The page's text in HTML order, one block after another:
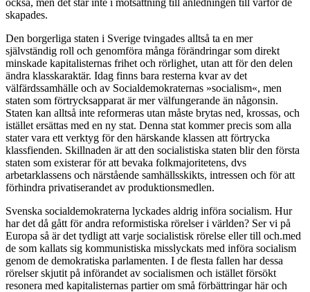
också, men det står inte i motsättning till anledningen till varför de
skapades.
Den borgerliga staten i Sverige tvingades alltså ta en mer
självständig roll och genomföra många förändringar som direkt
minskade kapitalisternas frihet och rörlighet, utan att för den delen
ändra klasskaraktär. Idag finns bara resterna kvar av det
välfärdssamhälle och av Socialdemokraternas »socialism«, men
staten som förtrycksapparat är mer välfungerande än någonsin.
Staten kan alltså inte reformeras utan måste brytas ned, krossas, och
istället ersättas med en ny stat. Denna stat kommer precis som alla
stater vara ett verktyg för den härskande klassen att förtrycka
klassfienden. Skillnaden är att den socialistiska staten blir den första
staten som existerar för att bevaka folkmajoritetens, dvs
arbetarklassens och närstående samhällsskikts, intressen och för att
förhindra privatiserandet av produktionsmedlen.
Svenska socialdemokraterna lyckades aldrig införa socialism. Hur
har det då gått för andra reformistiska rörelser i världen? Ser vi på
Europa så är det tydligt att varje socialistisk rörelse eller till och.med
de som kallats sig kommunistiska misslyckats med införa socialism
genom de demokratiska parlamenten. I de flesta fallen har dessa
rörelser skjutit på införandet av socialismen och istället försökt
resonera med kapitalisternas partier om små förbättringar här och